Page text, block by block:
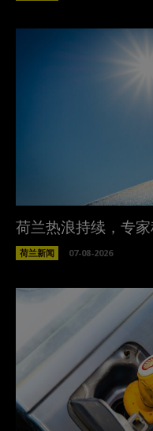
荷兰热浪持续，专
荷兰新闻 07-08-2026